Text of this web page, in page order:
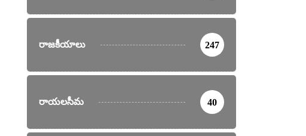
రాజకీయాలు 247
రాయలసీమ 40